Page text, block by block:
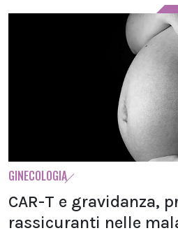
GINECOLOGIA
CAR-T e gravidanza,
rassicuranti nelle